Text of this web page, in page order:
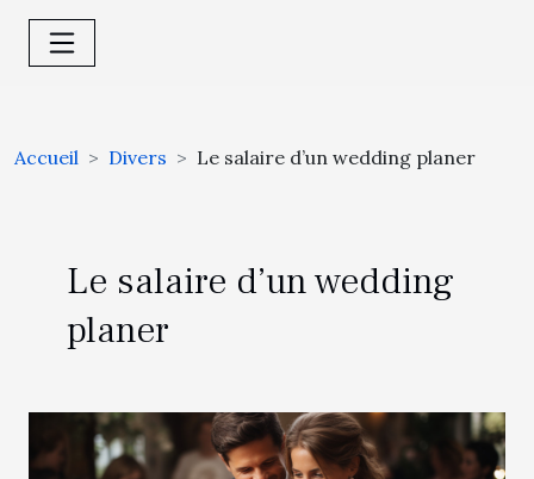
Accueil Divers Le salaire d’un wedding planer
Le salaire d’un wedding
planer